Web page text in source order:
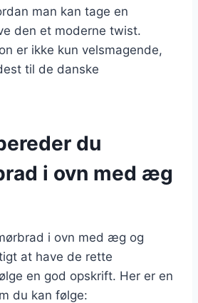
man kan tage en
den et moderne twist.
er ikke kun velsmagende,
til de danske
du
i ovn med æg
i ovn med æg og
at have de rette
en god opskrift. Her er en
du kan følge: